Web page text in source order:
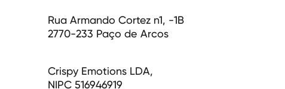
Rua Armando Cortez n1, -1B
2770-233 Paço de Arcos
Crispy Emotions LDA,
NIPC 516946919